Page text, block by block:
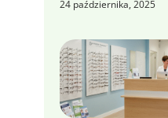
24 października, 2025